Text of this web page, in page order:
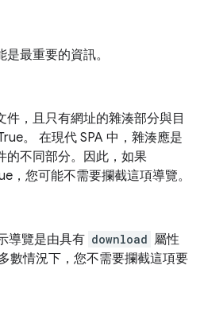
最重要的資訊。
件，且只有網址的雜湊部分與目
。 在現代 SPA 中，雜湊應是
的不同部分。因此，如果
，您可能不需要攔截這項導覽。
導覽是由具有 download 屬性
數情況下，您不需要攔截這項要